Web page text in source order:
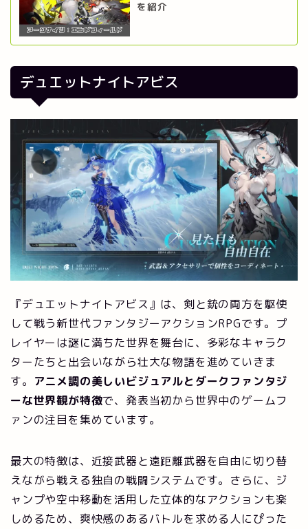
を紹介
デュエットナイトアビス
『デュエットナイトアビス』は、剣と銃の両方を駆使
して戦う新世代ファンタジーアクションRPGです。プ
レイヤーは謎に満ちた世界を舞台に、多彩なキャラク
ターたちと出会いながら壮大な物語を進めていきま
す。 アニメ調の美しいビジュアルとダークファンタジ
ーな世界観が特徴で、発表当初から世界中のゲームフ
ァンの注目を集めています。
最大の特徴は、近接武器と遠距離武器を自由に切り替
えながら戦える独自の戦闘システムです。さらに、ジ
ャンプや空中移動を活用した立体的なアクションも楽
しめるため、爽快感のあるバトルを求める人にぴった